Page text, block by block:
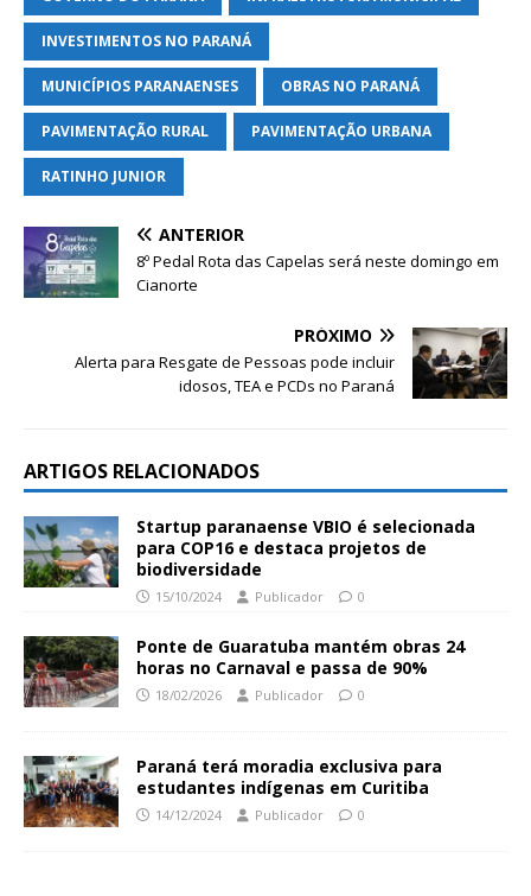
INVESTIMENTOS NO PARANÁ
MUNICÍPIOS PARANAENSES OBRAS NO PARANÁ
PAVIMENTAÇÃO RURAL PAVIMENTAÇÃO URBANA
RATINHO JUNIOR
ANTERIOR
8º Pedal Rota das Capelas será neste domingo em
Cianorte
PRÓXIMO
Alerta para Resgate de Pessoas pode incluir
idosos, TEA e PCDs no Paraná
ARTIGOS RELACIONADOS
Startup paranaense VBIO é selecionada
para COP16 e destaca projetos de
biodiversidade
15/10/2024 Publicador 0
Ponte de Guaratuba mantém obras 24
horas no Carnaval e passa de 90%
18/02/2026 Publicador 0
Paraná terá moradia exclusiva para
estudantes indígenas em Curitiba
14/12/2024 Publicador 0